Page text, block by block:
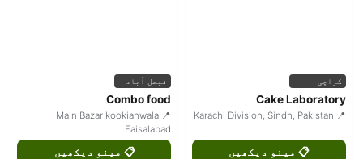
کراچی
Cake Laboratory
📍 Karachi Division, Sindh, Pakistan
📋 مینو دیکھیں
فیصل آباد
Combo food
📍 Main Bazar kookianwala
Faisalabad
📋 مینو دیکھیں